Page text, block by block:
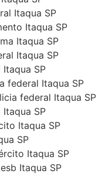
Itaqua SP
Itaqua SP
Itaqua SP
Itaqua SP
SP
federal Itaqua SP
federal Itaqua SP
SP
Itaqua SP
SP
Itaqua SP
Itaqua SP